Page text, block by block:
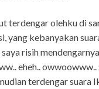
terdengar olehku di
yang kebanyakan
risih
eheh.. owwoowww..
terdengar suara